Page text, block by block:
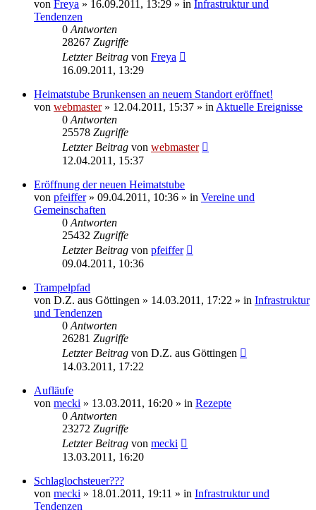
von Freya » 16.09.2011, 13:29 » in Infrastruktur und
Tendenzen
0 Antworten
28267 Zugriffe
Letzter Beitrag von Freya
16.09.2011, 13:29
Heimatstube Brunkensen an neuem Standort eröffnet!
von webmaster» 12.04.2011, 15:37 » in Aktuelle Ereignisse
0 Antworten
25578 Zugriffe
Letzter Beitrag von webmaster
12.04.2011, 15:37
Eröffnung der neuen Heimatstube
von pfeiffer» 09.04.2011, 10:36 » in Vereine und
Gemeinschaften
0 Antworten
25432 Zugriffe
Letzter Beitrag von pfeiffer
09.04.2011, 10:36
Trampelpfad
von D.Z. aus Göttingen » 14.03.2011, 17:22 » in Infrastruktur
und Tendenzen
0 Antworten
26281 Zugriffe
Letzter Beitrag von D.Z. aus Göttingen
14.03.2011, 17:22
Aufläufe
von mecki » 13.03.2011, 16:20 » in Rezepte
0 Antworten
23272 Zugriffe
Letzter Beitrag von mecki
13.03.2011, 16:20
Schlaglochsteuer???
von mecki » 18.01.2011, 19:11 » in Infrastruktur und
Tendenzen